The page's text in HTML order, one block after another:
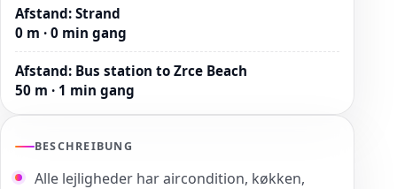
Afstand: Strand
0 m · 0 min gang
Afstand: Bus station to Zrce Beach
50 m · 1 min gang
BESCHREIBUNG
Alle lejligheder har aircondition, køkken,